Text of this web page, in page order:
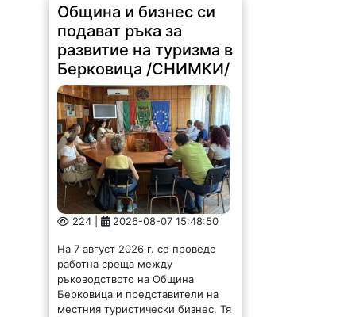
Община и бизнес си
подават ръка за
развитие на туризма в
Берковица /СНИМКИ/
224 | 2026-08-07 15:48:50
На 7 август 2026 г. се проведе
работна среща между
ръководството на Община
Берковица и представители на
местния туристически бизнес. Тя